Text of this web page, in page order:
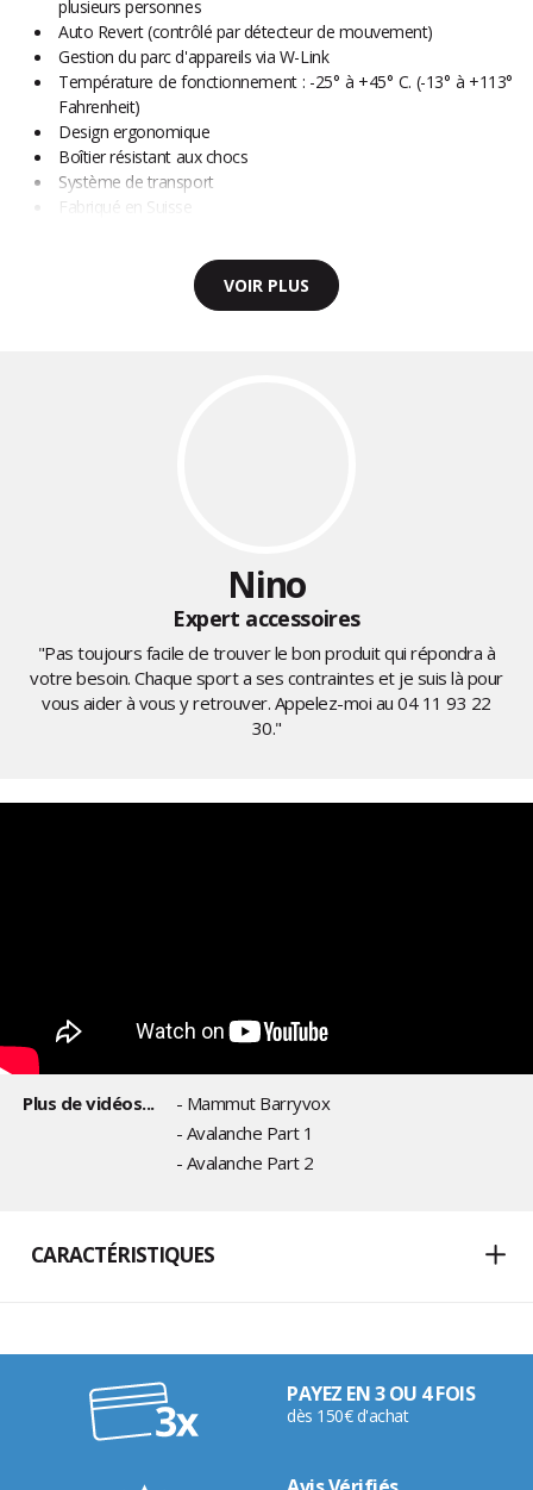
plusieurs personnes
Auto Revert (contrôlé par détecteur de mouvement)
Gestion du parc d'appareils via W-Link
Température de fonctionnement : -25° à +45° C. (-13° à +113°
Fahrenheit)
Design ergonomique
Boîtier résistant aux chocs
Système de transport
Fabriqué en Suisse
VOIR PLUS
Nino
Expert accessoires
"Pas toujours facile de trouver le bon produit qui répondra à
votre besoin. Chaque sport a ses contraintes et je suis là pour
vous aider à vous y retrouver. Appelez-moi au04 11 93 22
30."
Plus de vidéos...
- Mammut Barryvox
- Avalanche Part 1
- Avalanche Part 2
CARACTÉRISTIQUES
PAYEZ EN 3 OU 4 FOIS
dès 150€ d'achat